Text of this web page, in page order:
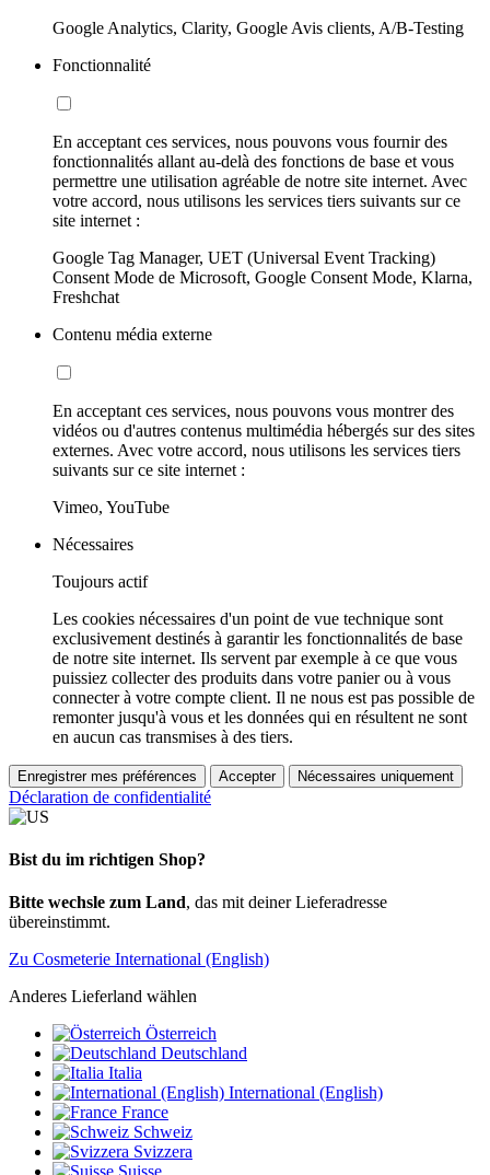
Google Analytics, Clarity, Google Avis clients, A/B-Testing
Fonctionnalité
En acceptant ces services, nous pouvons vous fournir des
fonctionnalités allant au-delà des fonctions de base et vous
permettre une utilisation agréable de notre site internet. Avec
votre accord, nous utilisons les services tiers suivants sur ce
site internet :
Google Tag Manager, UET (Universal Event Tracking)
Consent Mode de Microsoft, Google Consent Mode, Klarna,
Freshchat
Contenu média externe
En acceptant ces services, nous pouvons vous montrer des
vidéos ou d'autres contenus multimédia hébergés sur des sites
externes. Avec votre accord, nous utilisons les services tiers
suivants sur ce site internet :
Vimeo, YouTube
Nécessaires
Toujours actif
Les cookies nécessaires d'un point de vue technique sont
exclusivement destinés à garantir les fonctionnalités de base
de notre site internet. Ils servent par exemple à ce que vous
puissiez collecter des produits dans votre panier ou à vous
connecter à votre compte client. Il ne nous est pas possible de
remonter jusqu'à vous et les données qui en résultent ne sont
en aucun cas transmises à des tiers.
Enregistrer mes préférences Accepter Nécessaires uniquement
Déclaration de confidentialité
Bist du im richtigen Shop?
Bitte wechsle zum Land, das mit deiner Lieferadresse
übereinstimmt.
Zu Cosmeterie International (English)
Anderes Lieferland wählen
Österreich
Deutschland
Italia
International (English)
France
Schweiz
Svizzera